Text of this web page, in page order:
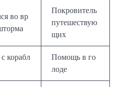
во вр
Покровитель
путешествую
щих
корабл
Помощь в го
лоде